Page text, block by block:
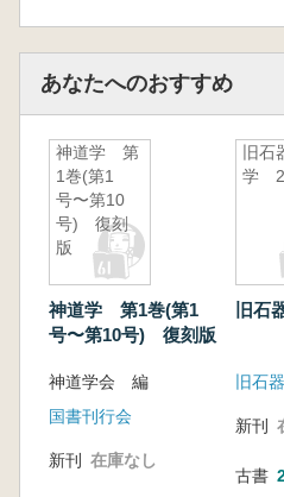
あなたへのおすすめ
神道学 第
1巻(第1
号〜第10
号) 復刻
版
神道学 第1巻(第1
号〜第10号) 復刻版
神道学会 編
国書刊行会
新刊 在庫なし
旧石
学
旧
旧石
新刊
古書